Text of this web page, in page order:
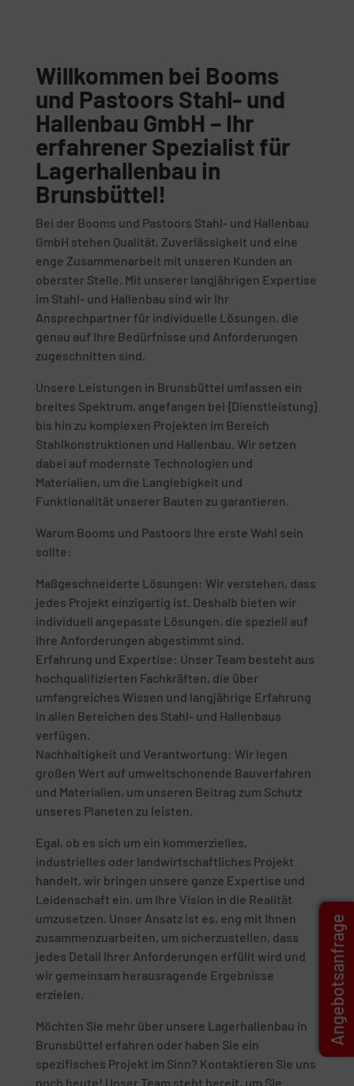
Willkommen bei Booms
und Pastoors Stahl- und
Hallenbau GmbH – Ihr
erfahrener Spezialist für
Lagerhallenbau in
Brunsbüttel!
Bei der Booms und Pastoors Stahl- und Hallenbau
GmbH stehen Qualität, Zuverlässigkeit und eine
enge Zusammenarbeit mit unseren Kunden an
oberster Stelle. Mit unserer langjährigen Expertise
im Stahl- und Hallenbau sind wir Ihr
Ansprechpartner für individuelle Lösungen, die
genau auf Ihre Bedürfnisse und Anforderungen
zugeschnitten sind.
Unsere Leistungen in Brunsbüttel umfassen ein
breites Spektrum, angefangen bei {Dienstleistung}
bis hin zu komplexen Projekten im Bereich
Stahlkonstruktionen und Hallenbau. Wir setzen
dabei auf modernste Technologien und
Materialien, um die Langlebigkeit und
Funktionalität unserer Bauten zu garantieren.
Warum Booms und Pastoors Ihre erste Wahl sein
sollte:
Maßgeschneiderte Lösungen: Wir verstehen, dass
jedes Projekt einzigartig ist. Deshalb bieten wir
individuell angepasste Lösungen, die speziell auf
Ihre Anforderungen abgestimmt sind.
Erfahrung und Expertise: Unser Team besteht aus
hochqualifizierten Fachkräften, die über
umfangreiches Wissen und langjährige Erfahrung
in allen Bereichen des Stahl- und Hallenbaus
verfügen.
Nachhaltigkeit und Verantwortung: Wir legen
großen Wert auf umweltschonende Bauverfahren
und Materialien, um unseren Beitrag zum Schutz
unseres Planeten zu leisten.
Egal, ob es sich um ein kommerzielles,
industrielles oder landwirtschaftliches Projekt
handelt, wir bringen unsere ganze Expertise und
Leidenschaft ein, um Ihre Vision in die Realität
umzusetzen. Unser Ansatz ist es, eng mit Ihnen
zusammenzuarbeiten, um sicherzustellen, dass
jedes Detail Ihrer Anforderungen erfüllt wird und
wir gemeinsam herausragende Ergebnisse
erzielen.
Möchten Sie mehr über unsere Lagerhallenbau in
Brunsbüttel erfahren oder haben Sie ein
spezifisches Projekt im Sinn? Kontaktieren Sie uns
noch heute! Unser Team steht bereit, um Sie
Angebotsanfrage